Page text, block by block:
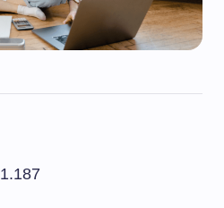
1.187